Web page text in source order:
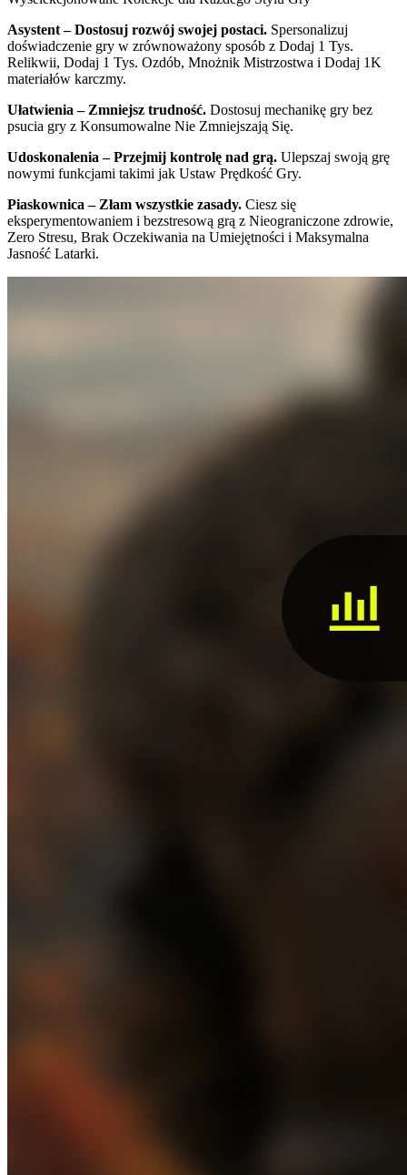
Asystent – Dostosuj rozwój swojej postaci. Spersonalizuj
doświadczenie gry w zrównoważony sposób z Dodaj 1 Tys.
Relikwii, Dodaj 1 Tys. Ozdób, Mnożnik Mistrzostwa i Dodaj 1K
materiałów karczmy.
Ułatwienia – Zmniejsz trudność. Dostosuj mechanikę gry bez
psucia gry z Konsumowalne Nie Zmniejszają Się.
Udoskonalenia – Przejmij kontrolę nad grą. Ulepszaj swoją grę
nowymi funkcjami takimi jak Ustaw Prędkość Gry.
Piaskownica – Złam wszystkie zasady. Ciesz się
eksperymentowaniem i bezstresową grą z Nieograniczone zdrowie,
Zero Stresu, Brak Oczekiwania na Umiejętności i Maksymalna
Jasność Latarki.